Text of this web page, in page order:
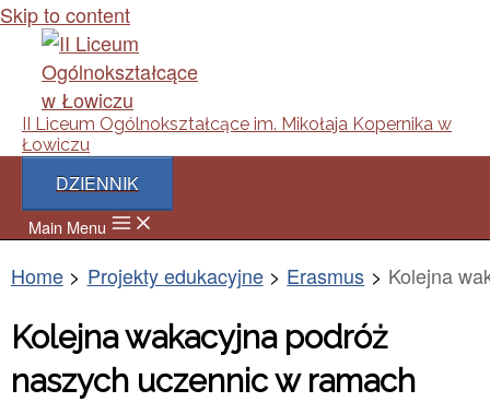
Skip to content
II Liceum Ogólnokształcące im. Mikołaja Kopernika w
Łowiczu
DZIENNIK
Main Menu
Home Projekty edukacyjne Erasmus Kolejna
Kolejna wakacyjna podróż
naszych uczennic w ramach